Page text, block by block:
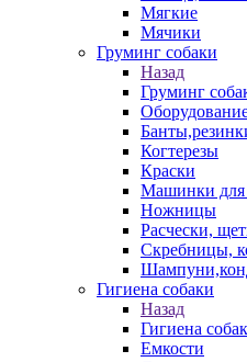
Мягкие
Мячики
Груминг собаки
Назад
Груминг
Когтерезы
Краски
Машинки для
Ножницы
Расчески,
Скребницы,
Гигиена собаки
Назад
Гигиена
Емкости